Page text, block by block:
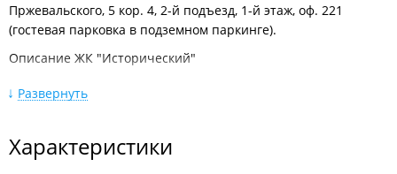
Пржевальского, 5 кор. 4, 2-й подъезд, 1-й этаж, оф. 221
(гостевая парковка в подземном паркинге).
Описание ЖК "Исторический"
Жилой комплекс комфорт-плюс класса "Исторический"
это современный проект, включающий 9 жилых домов
территорией «История Парк» и развитой внутренней
инфраструктурой. В комплексе представлены квартиры
Развернуть
Характеристики